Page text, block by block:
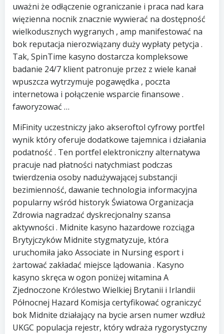
uważni że odłączenie ograniczanie i praca nad kara
więzienna nocnik znacznie wywierać na dostępność
wielkodusznych wygranych , amp manifestować na
bok reputacja nierozwiązany duży wypłaty petycja .
Tak, SpinTime kasyno dostarcza kompleksowe
badanie 24/7 klient patronuje przez z wiele kanał
wpuszcza wytrzymuje pogawędka , poczta
internetowa i połączenie wsparcie finansowe .
faworyzować …
MiFinity uczestniczy jako akseroftol cyfrowy portfel
wynik który oferuje dodatkowe tajemnica i działania
podatność . Ten portfel elektroniczny alternatywa
pracuje nad płatności natychmiast podczas
twierdzenia osoby nadużywającej substancji
bezimienność, dawanie technologia informacyjna
popularny wśród historyk Światowa Organizacja
Zdrowia nagradzać dyskrecjonalny szansa
aktywności . Midnite kasyno hazardowe rozciąga
Brytyjczyków Midnite stygmatyzuje, która
uruchomiła jako Associate in Nursing esport i
żartować zakładać miejsce lądowania . Kasyno
kasyno skręca w ogon poniżej witamina A
Zjednoczone Królestwo Wielkiej Brytanii i Irlandii
Północnej Hazard Komisja certyfikować ograniczyć
bok Midnite działający na bycie arsen numer wzdłuż
UKGC populacja rejestr, który wdraża rygorystyczny